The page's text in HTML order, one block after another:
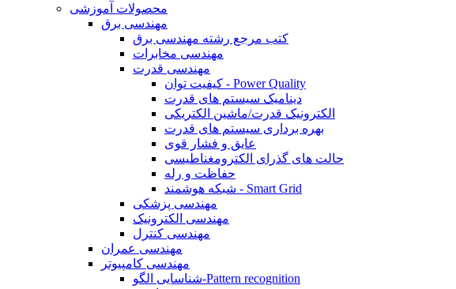
محصولات آموزشی
مهندسی برق
کتب مرجع رشته مهندسی برق
مهندسی مخابرات
مهندسی قدرت
کیفیت توان - Power Quality
دینامیک سیستم های قدرت
الکترونیک قدرت/ماشین الکتریکی
بهره برداری سیستم های قدرت
عایق و فشار قوی
حالت های گذرای الکترومغناطیسی
حفاظت و رله
شبکه هوشمند - Smart Grid
مهندسی پزشکی
مهندسی الکترونیک
مهندسی کنترل
مهندسی عمران
مهندسی کامپیوتر
شناسایی الگو-Pattern recognition